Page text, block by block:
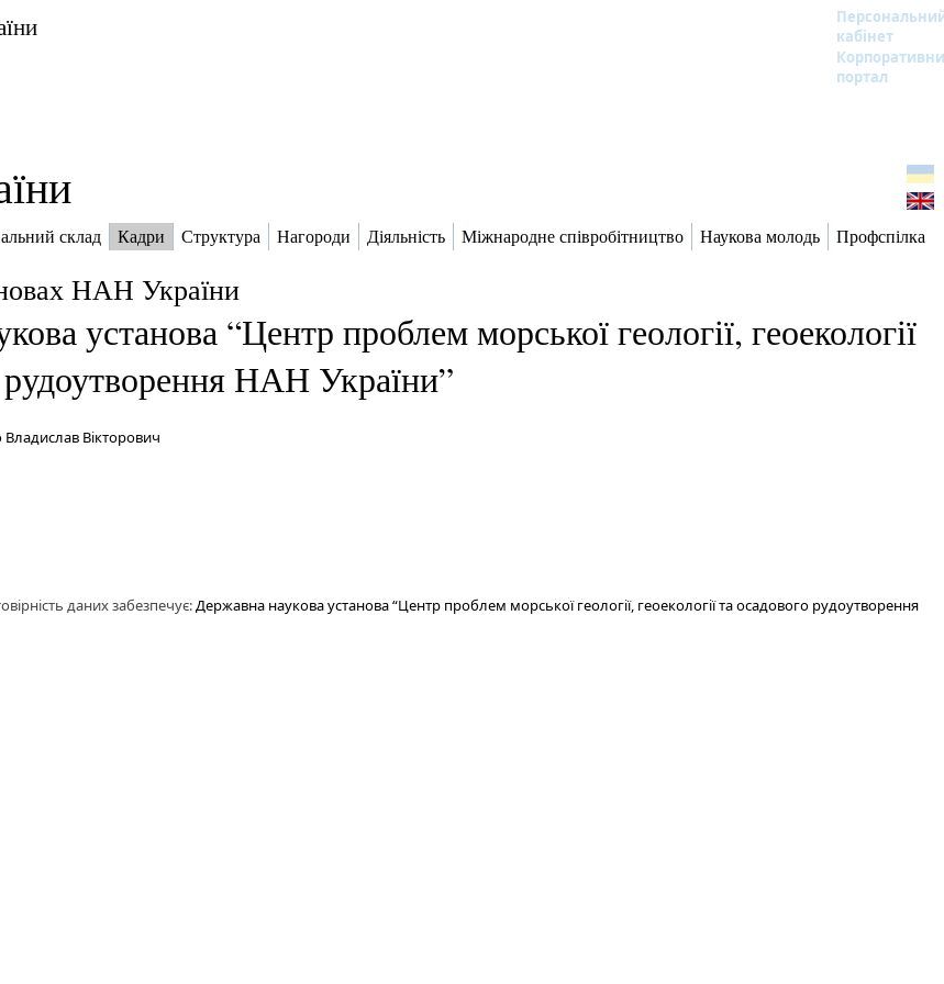
кабінет
портал
склад Кадри Структура Нагороди Діяльність Міжнародне співробітництво Наукова молодь Профспілка
НАН України
установа “Центр проблем морської геології, геоекології
рудоутворення НАН України”
Владислав Вікторович
даних забезпечує:Державна наукова установа “Центр проблем морської геології, геоекології та осадового рудоутворення